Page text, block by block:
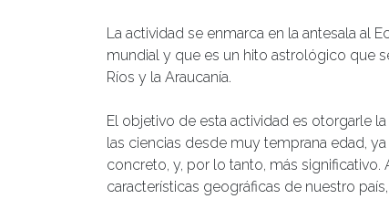
La actividad se enmarca en la antesala al
mundial y que es un hito astrológico que
Ríos y la Araucanía.
El objetivo de esta actividad es otorgarle
las ciencias desde muy temprana edad,
concreto, y, por lo tanto, más significativo.
características geográficas de nuestro